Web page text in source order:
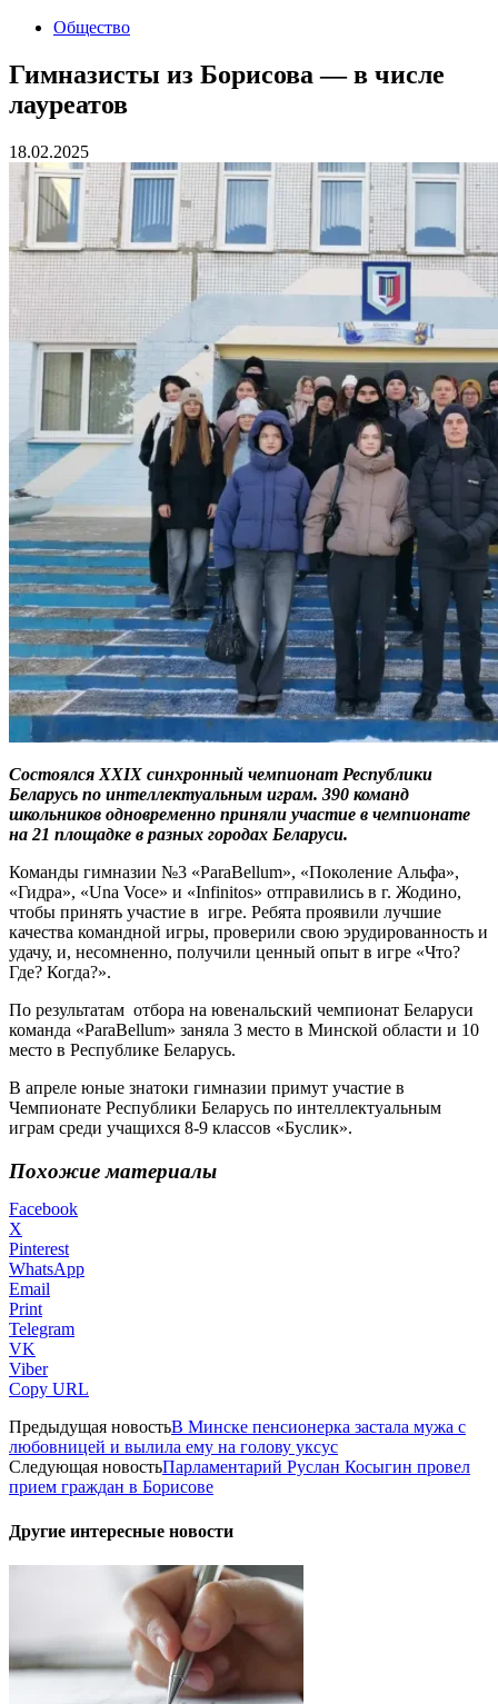
Общество
Гимназисты из Борисова — в числе
лауреатов
18.02.2025
Состоялся XXIX синхронный чемпионат Республики
Беларусь по интеллектуальным играм. 390 команд
школьников одновременно приняли участие в чемпионате
на 21 площадке в разных городах Беларуси.
Команды гимназии №3 «ParaBellum», «Поколение Альфа»,
«Гидра», «Una Voce» и «Infinitos» отправились в г. Жодино,
чтобы принять участие в игре. Ребята проявили лучшие
качества командной игры, проверили свою эрудированность и
удачу, и, несомненно, получили ценный опыт в игре «Что?
Где? Когда?».
По результатам отбора на ювенальский чемпионат Беларуси
команда «ParaBellum» заняла 3 место в Минской области и 10
место в Республике Беларусь.
В апреле юные знатоки гимназии примут участие в
Чемпионате Республики Беларусь по интеллектуальным
играм среди учащихся 8-9 классов «Буслик».
Похожие материалы
Facebook
X
Pinterest
WhatsApp
Email
Print
Telegram
VK
Viber
Copy URL
Предыдущая новостьВ Минске пенсионерка застала мужа с
любовницей и вылила ему на голову уксус
Следующая новостьПарламентарий Руслан Косыгин провел
прием граждан в Борисове
Другие интересные новости